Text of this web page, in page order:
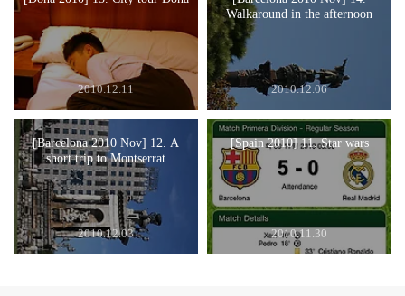
2010.12.11
Walkaround in the afternoon
2010.12.06
[Barcelona 2010 Nov] 12. A
short trip to Montserrat
2010.12.03
[Spain 2010] 11. Star wars
2010.11.30